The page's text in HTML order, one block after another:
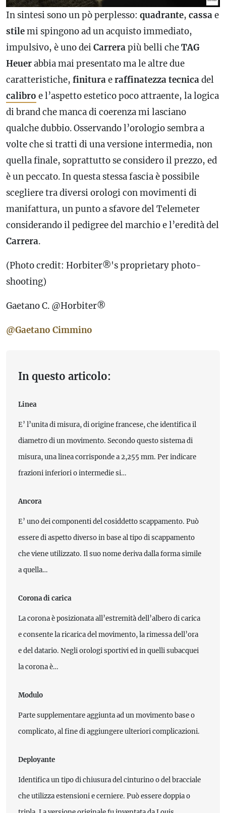
In sintesi sono un pò perplesso: quadrante, cassae
stilemi spingono ad un acquisto immediato,
impulsivo, è uno deiCarrerapiù belli cheTAG
Heuerabbia mai presentato ma le altre due
caratteristiche, finituraeraffinatezza tecnicadel
calibro e l’aspetto estetico poco attraente, la logica
di brand che manca di coerenza mi lasciano
qualche dubbio. Osservando l’orologio sembra a
volte che si tratti di una versione intermedia, non
quella finale, soprattutto se considero il prezzo, ed
è un peccato. In questa stessa fascia è possibile
scegliere tra diversi orologi con movimenti di
manifattura, un punto a sfavore del Telemeter
considerando il pedigree del marchio e l’eredità del
Carrera.
(Photo credit: Horbiter®'s proprietary photo-
shooting)
Gaetano C. @Horbiter®
@Gaetano Cimmino
In questo articolo:
Linea
E’ l’unita di misura, di origine francese, che identifica il
diametro di un movimento. Secondo questo sistema di
misura, una linea corrisponde a 2,255 mm. Per indicare
frazioni inferiori o intermedie si…
Ancora
E’ uno dei componenti del cosiddetto scappamento. Può
essere di aspetto diverso in base al tipo di scappamento
che viene utilizzato. Il suo nome deriva dalla forma simile
a quella…
Corona di carica
La corona è posizionata all’estremità dell’albero di carica
e consente la ricarica del movimento, la rimessa dell’ora
e del datario. Negli orologi sportivi ed in quelli subacquei
la corona è…
Modulo
Parte supplementare aggiunta ad un movimento base o
complicato, al fine di aggiungere ulteriori complicazioni.
Deployante
Identifica un tipo di chiusura del cinturino o del bracciale
che utilizza estensioni e cerniere. Può essere doppia o